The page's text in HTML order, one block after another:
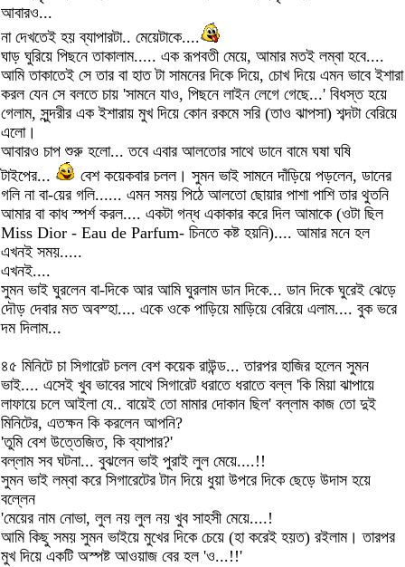
আবারও...
না দেখতেই হয় ব্যাপারটা.. মেয়েটাকে....
ঘাড় ঘুরিয়ে পিছনে তাকালাম..... এক রূপবতী মেয়ে, আমার মতই লম্বা হবে....
আমি তাকাতেই সে তার বা হাত টা সামনের দিকে দিয়ে, চোখ দিয়ে এমন ভাবে ইশারা
করল যেন সে বলতে চায় 'সামনে যাও, পিছনে লাইন লেগে গেছে...' বিধস্ত হয়ে
গেলাম, সুন্দরীর এক ইশারায় মুখ দিয়ে কোন রকমে সরি (তাও ঝাপসা) শব্দটা বেরিয়ে
এলো।
আবারও চাপ শুরু হলো... তবে এবার আলতোর সাথে ডানে বামে ঘষা ঘষি
টাইপের...
বেশ কয়েকবার চলল। সুমন ভাই সামনে দাঁড়িয়ে পড়লেন, ডানের
গলি না বা-য়ের গলি...... এমন সময় পিঠে আলতো ছোয়ার পাশা পাশি তার থুতনি
আমার বা কাধ স্পর্শ করল.... একটা গন্ধ একাকার করে দিল আমাকে (ওটা ছিল
Miss Dior - Eau de Parfum- চিনতে কষ্ট হয়নি).... আমার মনে হল
এখনই সময়.....
এখনই....
সুমন ভাই ঘুরলেন বা-দিকে আর আমি ঘুরলাম ডান দিকে... ডান দিকে ঘুরেই ঝেড়ে
দৌড় দেবার মত অবস্হা.... একে ওকে পাড়িয়ে মাড়িয়ে বেরিয়ে এলাম.... বুক ভরে
দম দিলাম...
৪৫ মিনিটে চা সিগারেট চলল বেশ কয়েক রাউন্ড... তারপর হাজির হলেন সুমন
ভাই.... এসেই খুব ভাবের সাথে সিগারেট ধরাতে ধরাতে বল্ল 'কি মিয়া ঝাপায়ে
লাফায়ে চলে আইলা যে.. বায়েই তো মামার দোকান ছিল' বল্লাম কাজ তো দুই
মিনিটের, এতক্ষন কি করলেন আপনি?
'তুমি বেশ উত্তেজিত, কি ব্যাপার?'
বল্লাম সব ঘটনা... বুঝলেন ভাই পুরাই লুল মেয়ে....!!
সুমন ভাই লম্বা করে সিগারেটের টান দিয়ে ধুয়া উপরে দিকে ছেড়ে উদাস হয়ে
বল্লেন
'মেয়ের নাম নোভা, লুল নয় লুল নয় খুব সাহসী মেয়ে....!
আমি কিছু সময় সুমন ভাইয়ে মুখের দিকে চেয়ে (হা করেই হয়ত) রইলাম। তারপর
মুখ দিয়ে একটি অস্পষ্ট আওয়াজ বের হল 'ও...!!'